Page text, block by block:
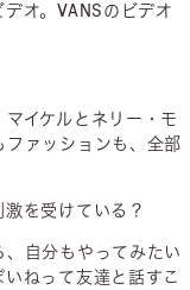
オ。VANSのビデオ
イケルとネリー・モ
ァッションも、全部
を受けている？
自分もやってみたい
ねって友達と話すこ